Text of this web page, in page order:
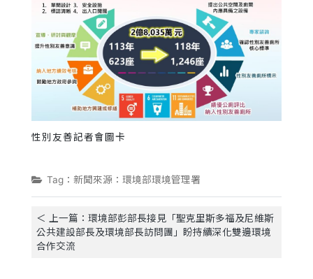
性別友善記者會圖卡
Tag：新聞來源：環境部環境管理署
＜ 上一篇：環境部彭部長接見「聖克里斯多福及尼維斯
公共建設部長及環境部長訪問團」盼持續深化雙邊環境
合作交流